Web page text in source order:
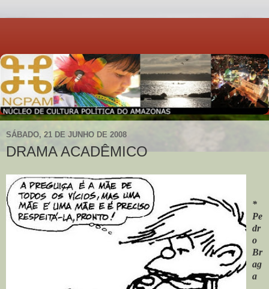
SÁBADO, 21 DE JUNHO DE 2008
DRAMA ACADÊMICO
*
Pe
dr
o
Br
ag
a